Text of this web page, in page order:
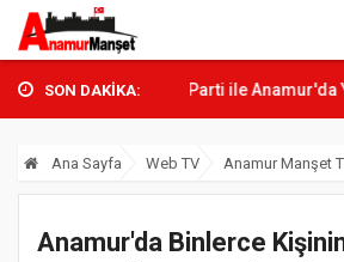
SON DAKİKA:
Parti ile Anamur'da Yeni B... Çetin
Ana Sayfa Web TV Anamur Manşet
Anamur'da Binlerce Kişinin